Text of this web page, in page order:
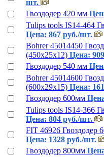
шт.
Гвоздодер 420 мм
Tulips tools IS14-464
Цена: 867 руб./шт.
Bohrer 45014450
(450х25х12) Цена:
Гвоздодер 540 мм
Bohrer 45014600
(600х29х15) Цена:
Гвоздодер 600мм
Tulips tools IS14-366
Цена: 804 руб./шт.
FIT 46926
Цена: 1328 руб./шт.
Гвоздодер 800мм